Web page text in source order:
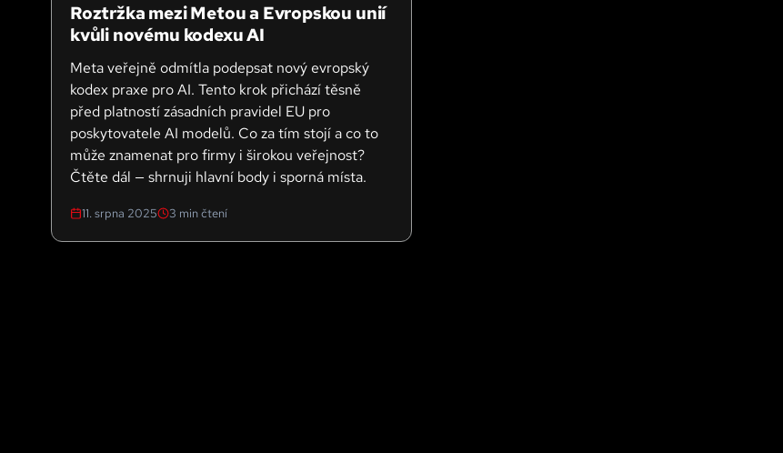
Roztržka mezi Metou a Evropskou unií
kvůli novému kodexu AI
Meta veřejně odmítla podepsat nový evropský
kodex praxe pro AI. Tento krok přichází těsně
před platností zásadních pravidel EU pro
poskytovatele AI modelů. Co za tím stojí a co to
může znamenat pro firmy i širokou veřejnost?
Čtěte dál — shrnuji hlavní body i sporná místa.
11. srpna 2025 3 min čtení